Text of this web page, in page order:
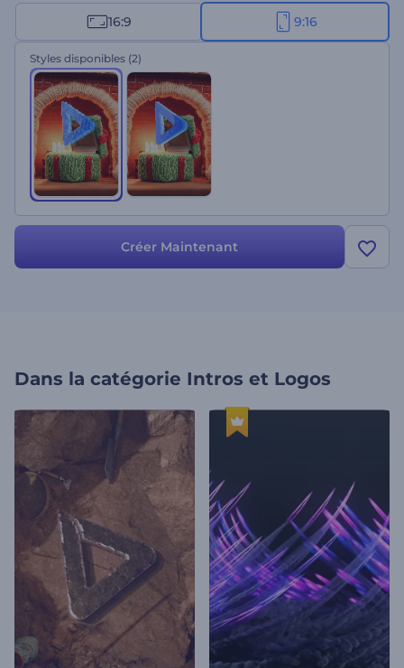
ajoutant votre logo, un message de Noël et une musique de fond.
Idéale pour les vidéos de Noël de votre marque, les cartes de vœux,
les publications joyeuses sur les réseaux sociaux et autres projets
sur le thème des fêtes. Créez dès maintenant !
16:9 9:16
Styles disponibles (2)
Créer Maintenant
Dans la catégorie Intros et Logos